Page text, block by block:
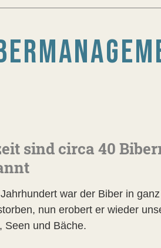
sind circa 40
war der Biber in
nun erobert er wieder
Seen und Bäche.